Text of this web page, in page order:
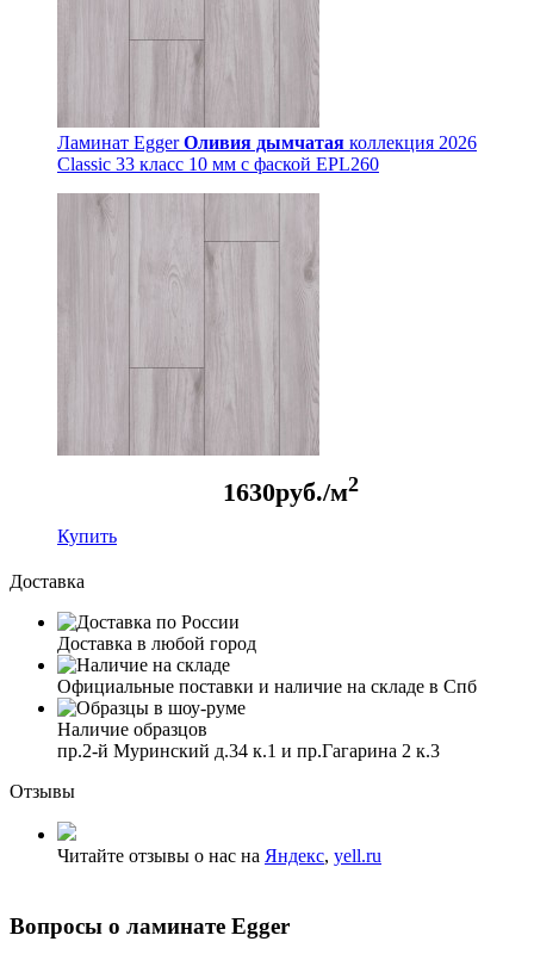
Ламинат EggerОливия дымчатая коллекция 2026
Classic 33 класс 10 мм с фаской EPL260
1630руб./м2
Купить
Доставка
Доставка в любой город
Официальные поставки и наличие на складе в Спб
Наличие образцов
пр.2-й Муринский д.34 к.1 и пр.Гагарина 2 к.3
Отзывы
Читайте отзывы о нас на Яндекс, yell.ru
Вопросы о ламинате Egger